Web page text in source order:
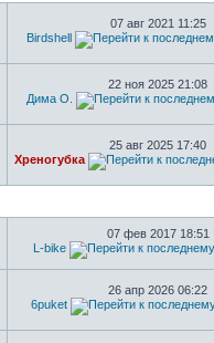
07 авг 2021 11:25
Birdshell
22 ноя 2025 21:08
Дима О.
25 авг 2025 17:40
Хреногубка
07 фев 2017 18:51
L-bike
26 апр 2026 06:22
6puket